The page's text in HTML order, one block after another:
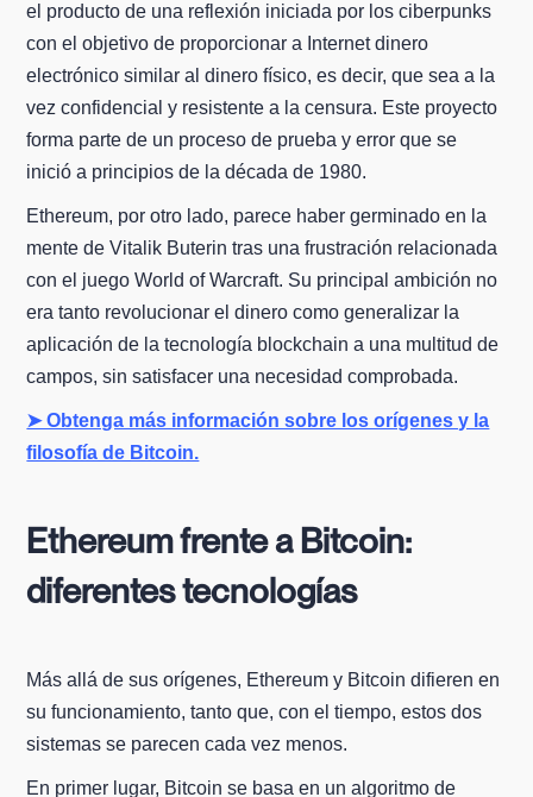
el producto de una reflexión iniciada por los ciberpunks
con el objetivo de proporcionar a Internet dinero
electrónico similar al dinero físico, es decir, que sea a la
vez confidencial y resistente a la censura. Este proyecto
forma parte de un proceso de prueba y error que se
inició a principios de la década de 1980.
Ethereum, por otro lado, parece haber germinado en la
mente de Vitalik Buterin tras una frustración relacionada
con el juego World of Warcraft. Su principal ambición no
era tanto revolucionar el dinero como generalizar la
aplicación de la tecnología blockchain a una multitud de
campos, sin satisfacer una necesidad comprobada.
➤ Obtenga más información sobre los orígenes y la
filosofía de Bitcoin.
Ethereum frente a Bitcoin:
diferentes tecnologías
Más allá de sus orígenes, Ethereum y Bitcoin difieren en
su funcionamiento, tanto que, con el tiempo, estos dos
sistemas se parecen cada vez menos.
En primer lugar, Bitcoin se basa en un algoritmo de